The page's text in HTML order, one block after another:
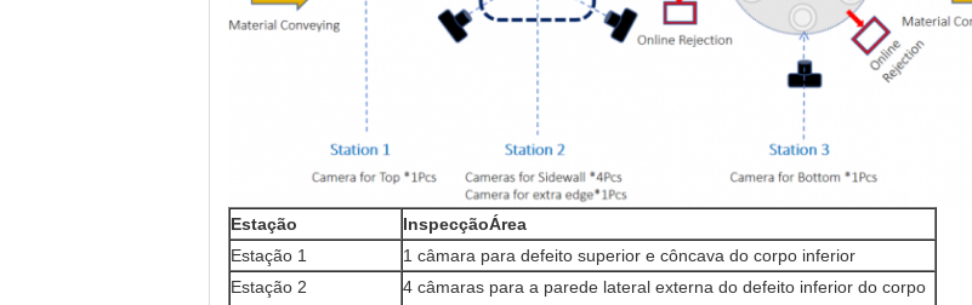
Estação InspecçãoÁrea
Estação 1
1 câmara para defeito superior e côncava do corpo inferior
Estação 2
4 câmaras para a parede lateral externa do defeito inferior do corpo